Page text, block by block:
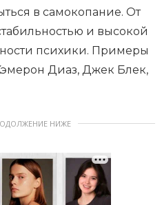
в самокопание. От
и высокой
психики. Примеры
Диаз, Джек Блек,
НИЖЕ